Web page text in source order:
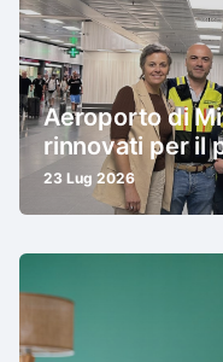
Aeroporto di
rinnovati per il
23 Lug 2026